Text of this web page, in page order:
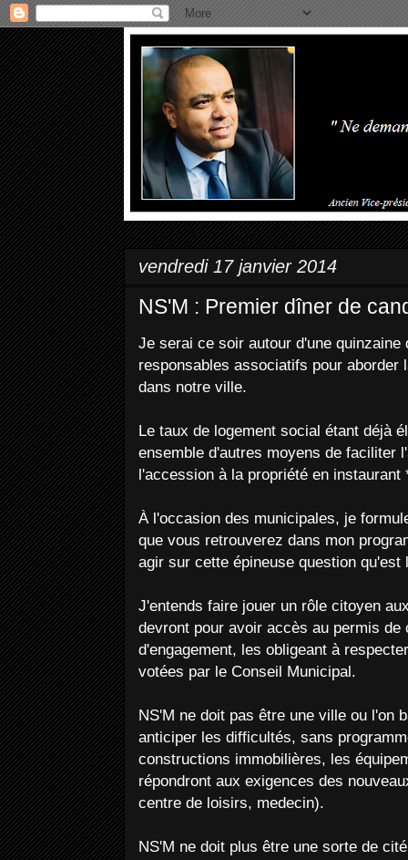
vendredi 17 janvier 2014
NS'M : Premier dîner de
Je serai ce soir autour d'une quinzaine
responsables associatifs pour aborder
dans notre ville.
Le taux de logement social étant déjà
ensemble d'autres moyens de faciliter
l'accession à la propriété en
À l'occasion des municipales, je
que vous retrouverez dans mon
agir sur cette épineuse question
J'entends faire jouer un rôle citoyen
devront pour avoir accès au permis
d'engagement, les obligeant à
votées par le Conseil Municipal.
NS'M ne doit pas être une ville ou l'on
anticiper les difficultés, sans
constructions immobilières, les
répondront aux exigences des
centre de loisirs, medecin).
NS'M ne doit plus être une sorte de